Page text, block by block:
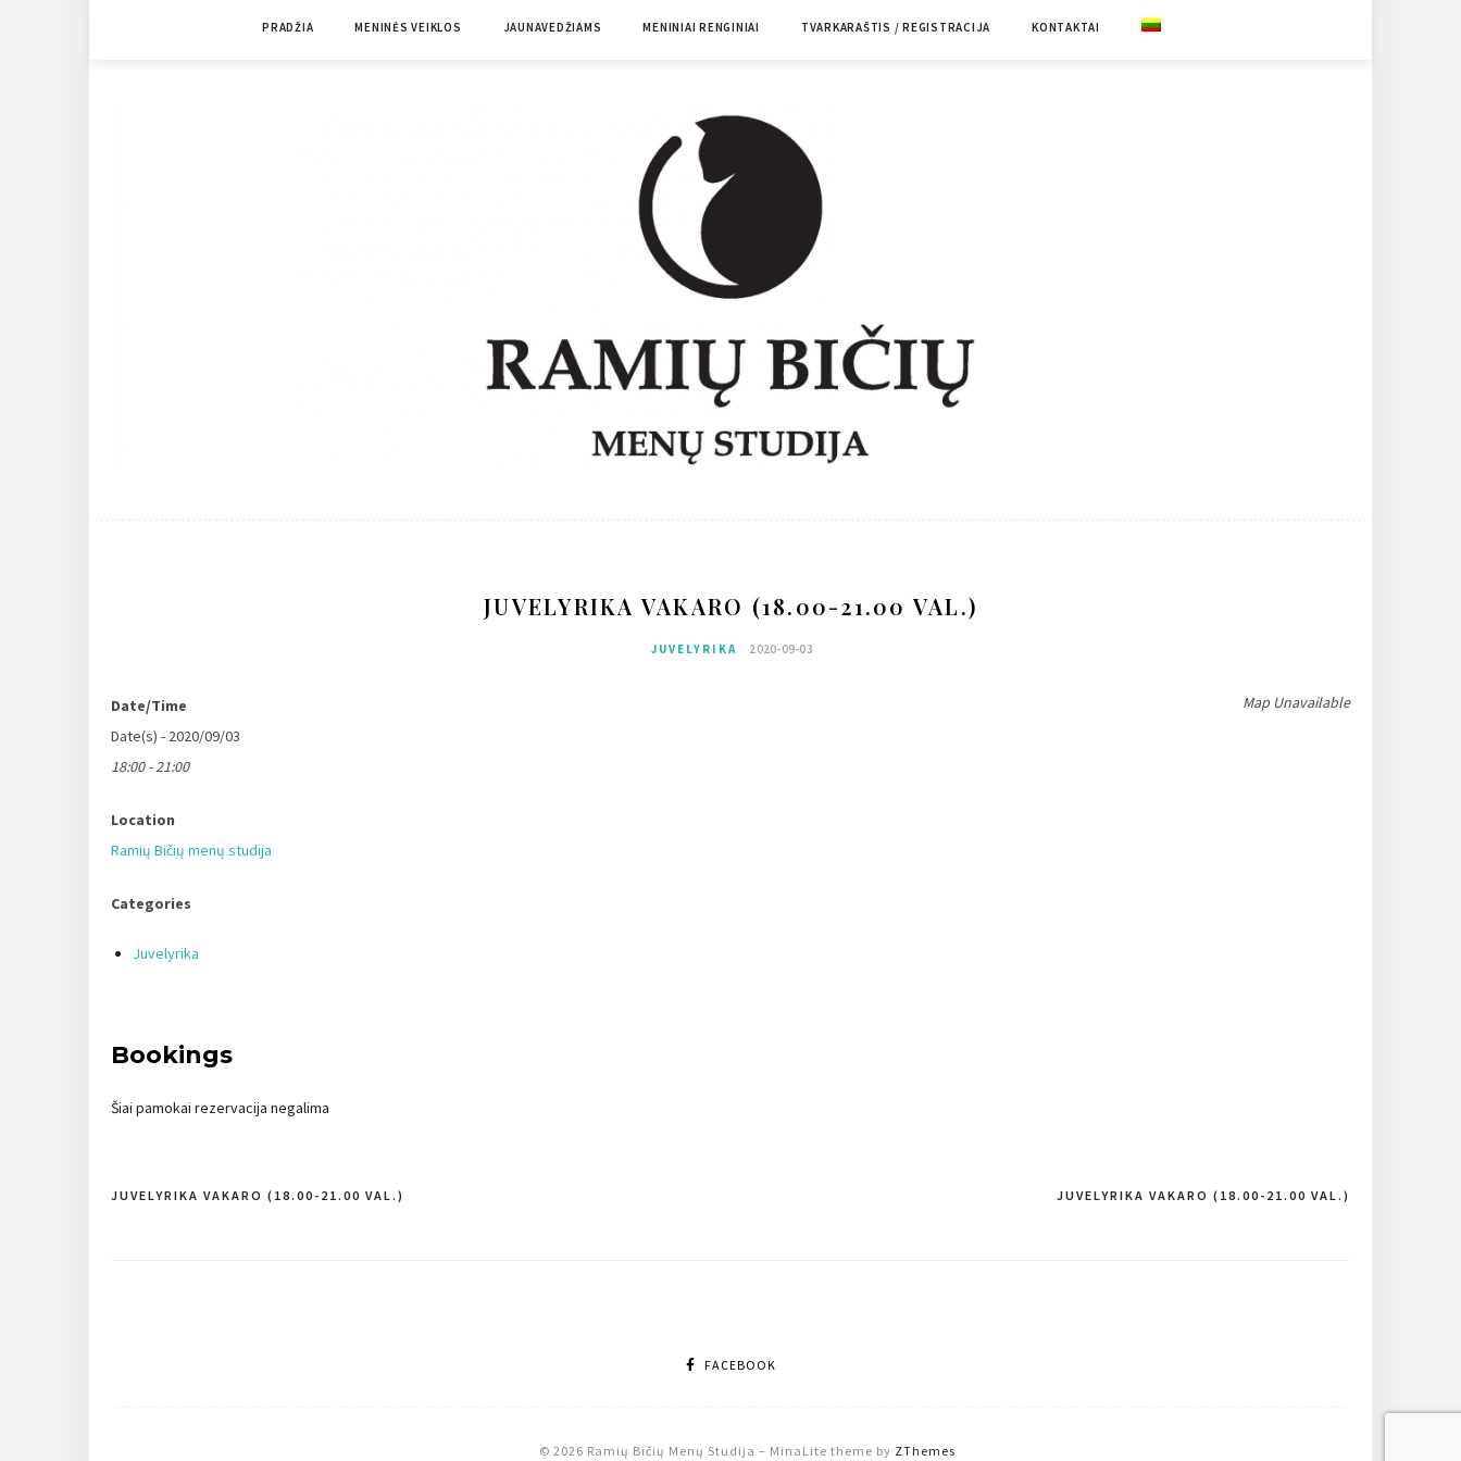
PRADŽIA MENINĖS VEIKLOS JAUNAVEDŽIAMS MENINIAI RENGINIAI TVARKARAŠTIS / REGISTRACIJA KONTAKTAI
JUVELYRIKA VAKARO (18.00-21.00 VAL.)
JUVELYRIKA 2020-09-03
Map Unavailable
Date/Time
Date(s) - 2020/09/03
18:00 - 21:00
Location
Ramių Bičių menų studija
Categories
Juvelyrika
Bookings
Šiai pamokai rezervacija negalima
Navigacija
JUVELYRIKA VAKARO (18.00-21.00 VAL.)
JUVELYRIKA VAKARO (18.00-21.00 VAL.)
FACEBOOK
© 2026 Ramių Bičių Menų Studija – MinaLite theme by ZThemes